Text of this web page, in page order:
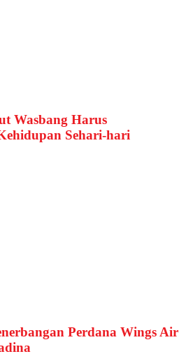
Wasbang Harus
Sehari-hari
Perdana Wings Air